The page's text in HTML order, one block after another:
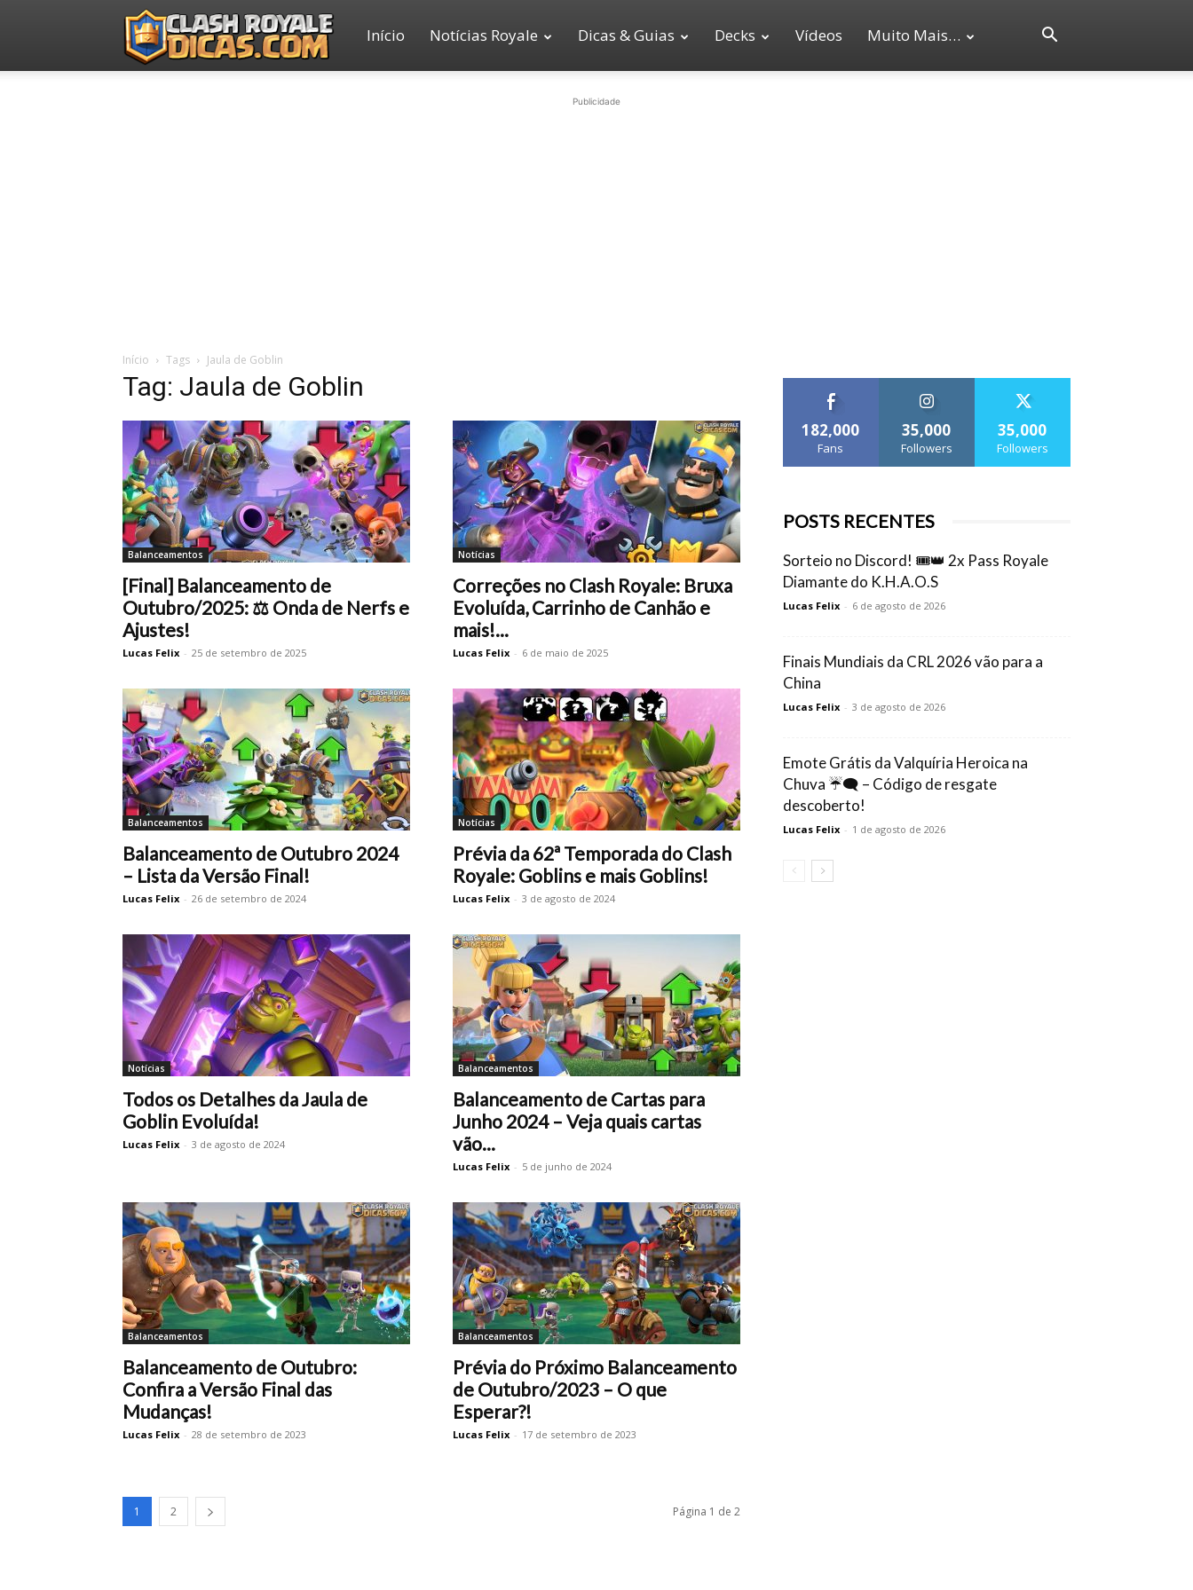
Clash
Início Notícias Royale Dicas & Guias Decks Vídeos Muito Mais…
Publicidade
Início Tags Jaula de Goblin
Tag: Jaula de Goblin
Balanceamentos
[Final] Balanceamento de
Outubro/2025: ⚖️ Onda de Nerfs e
Ajustes!
Lucas Felix - 25 de setembro de 2025
Notícias
Correções no Clash Royale: Bruxa
Evoluída, Carrinho de Canhão e
mais!...
Lucas Felix - 6 de maio de 2025
Balanceamentos
Balanceamento de Outubro 2024
– Lista da Versão Final!
Lucas Felix - 26 de setembro de 2024
Notícias
Prévia da 62ª Temporada do Clash
Royale: Goblins e mais Goblins!
Lucas Felix - 3 de agosto de 2024
Notícias
Todos os Detalhes da Jaula de
Goblin Evoluída!
Lucas Felix - 3 de agosto de 2024
Balanceamentos
Balanceamento de Cartas para
Junho 2024 – Veja quais cartas
vão...
Lucas Felix - 5 de junho de 2024
Balanceamentos
Balanceamento de Outubro:
Confira a Versão Final das
Mudanças!
Lucas Felix - 28 de setembro de 2023
Balanceamentos
Prévia do Próximo Balanceamento
de Outubro/2023 – O que
Esperar?!
Lucas Felix - 17 de setembro de 2023
1 2 Página 1 de 2
182,000
Fans
35,000
Followers
35,000
Followers
POSTS RECENTES
Sorteio no Discord! 🎟️👑 2x Pass Royale
Diamante do K.H.A.O.S
Lucas Felix - 6 de agosto de 2026
Finais Mundiais da CRL 2026 vão para a
China
Lucas Felix - 3 de agosto de 2026
Emote Grátis da Valquíria Heroica na
Chuva ☔🗨️ – Código de resgate
descoberto!
Lucas Felix - 1 de agosto de 2026